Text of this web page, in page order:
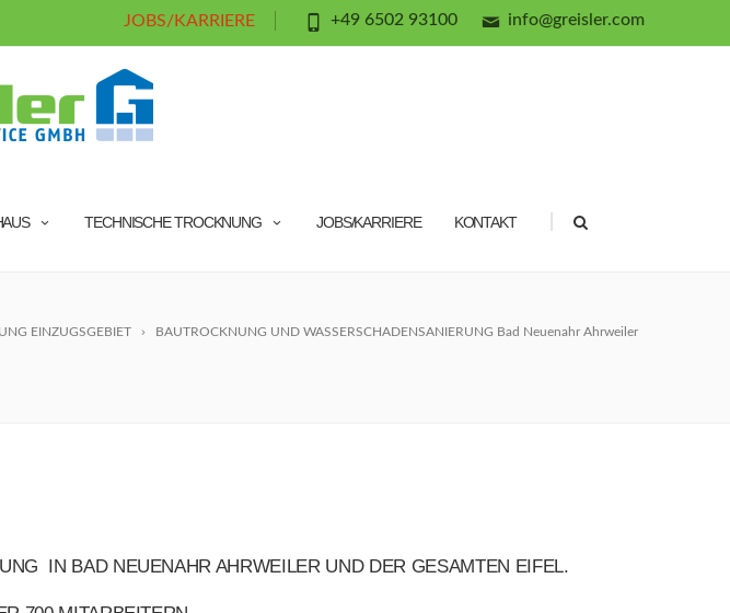
info@greisler.com
+49 6502 93100
JOBS/KARRIERE
TECHNISCHE TROCKNUNG JOBS/KARRIERE KONTAKT
EINZUGSGEBIET BAUTROCKNUNG UND WASSERSCHADENSANIERUNG Bad Neuenahr Ahrweiler
IN BAD NEUENAHR AHRWEILER UND DER GESAMTEN EIFEL.